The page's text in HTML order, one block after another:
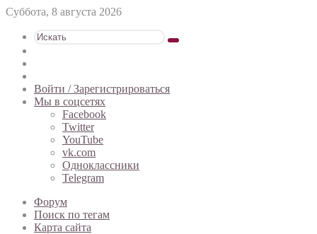
Суббота, 8 августа 2026
Искать
статья
Войти / Зарегистрироваться
Мы в соцсетях
Facebook
Twitter
YouTube
vk.com
Одноклассники
Telegram
Форум
Поиск по тегам
Карта сайта